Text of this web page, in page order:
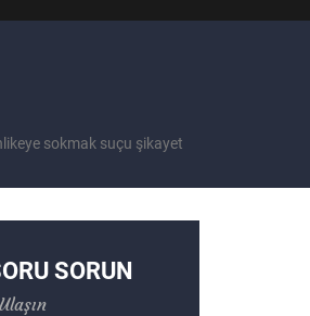
sokmak suçu şikayet
SORUN